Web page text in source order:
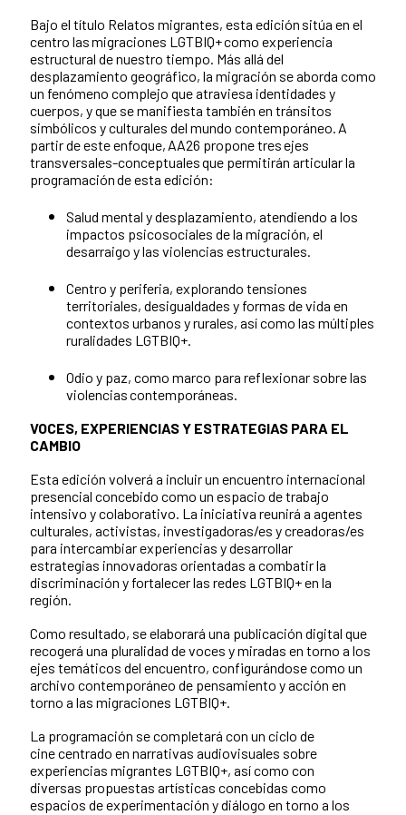
Bajo el título Relatos migrantes, esta edición sitúa en el
centro las migraciones LGTBIQ+ como experiencia
estructural de nuestro tiempo. Más allá del
desplazamiento geográfico, la migración se aborda como
un fenómeno complejo que atraviesa identidades y
cuerpos, y que se manifiesta también en tránsitos
simbólicos y culturales del mundo contemporáneo. A
partir de este enfoque, AA26 propone tres ejes
transversales-conceptuales que permitirán articular la
programación de esta edición:
Salud mental y desplazamiento, atendiendo a los
impactos psicosociales de la migración, el
desarraigo y las violencias estructurales.
Centro y periferia, explorando tensiones
territoriales, desigualdades y formas de vida en
contextos urbanos y rurales, así como las múltiples
ruralidades LGTBIQ+.
Odio y paz, como marco para reflexionar sobre las
violencias contemporáneas.
VOCES, EXPERIENCIAS Y ESTRATEGIAS PARA EL
CAMBIO
Esta edición volverá a incluir un encuentro internacional
presencial concebido como un espacio de trabajo
intensivo y colaborativo. La iniciativa reunirá a agentes
culturales, activistas, investigadoras/es y creadoras/es
para intercambiar experiencias y desarrollar
estrategias innovadoras orientadas a combatir la
discriminación y fortalecer las redes LGTBIQ+ en la
región.
Como resultado, se elaborará una publicación digital que
recogerá una pluralidad de voces y miradas en torno a los
ejes temáticos del encuentro, configurándose como un
archivo contemporáneo de pensamiento y acción en
torno a las migraciones LGTBIQ+.
La programación se completará con un ciclo de
cine centrado en narrativas audiovisuales sobre
experiencias migrantes LGTBIQ+, así como con
diversas propuestas artísticas concebidas como
espacios de experimentación y diálogo en torno a los